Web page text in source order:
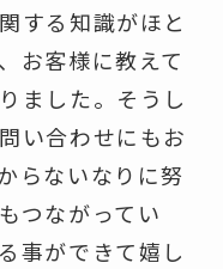
する知識がほと
お客様に教えて
ました。そうし
い合わせにもお
らないなりに努
つながってい
事ができて嬉し